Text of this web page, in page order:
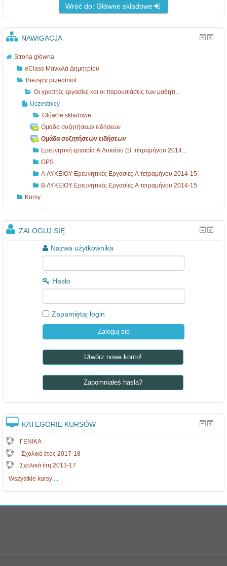
Wróć do: Główne składowe
NAWIGACJA
Strona główna
eClass Μανωλά Δημητρίου
Bieżący przedmiot
Οι γραπτές εργασίες και οι παρουσιάσεις των μαθητι...
Uczestnicy
Główne składowe
Ομάδα συζητήσεων ειδήσεων
Ομάδα συζητήσεων ειδήσεων
Ερευνητική εργασία Α Λυκείου (Β’ τετραμήνου 2014...
GPS
Α ΛΥΚΕΙΟΥ Ερευνητικές Εργασίες Α τετραμήνου 2014-15
Β ΛΥΚΕΙΟΥ Ερευνητικές Εργασίες Α τετραμήνου 2014-15
Kursy
ZALOGUJ SIĘ
Nazwa użytkownika
Hasło
Zapamiętaj login
Utwórz nowe konto!
Zapomniałeś hasła?
KATEGORIE KURSÓW
ΓΕΝΙΚΑ
Σχολικό έτος 2017-18
Σχολικά έτη 2013-17
Wszystkie kursy ...